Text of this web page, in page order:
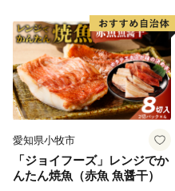
愛知県小牧市
「ジョイフーズ」レンジでか
んたん焼魚（赤魚 魚醤干）